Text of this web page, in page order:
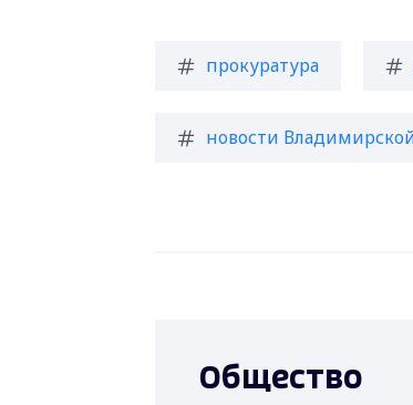
прокуратура
новости
Общество